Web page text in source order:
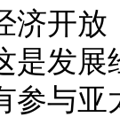
开放
是发
参与